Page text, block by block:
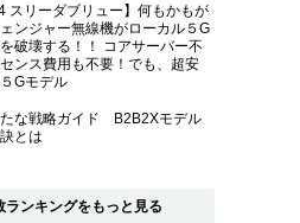
スリーダブリュー】何もかもが
ンジャー無線機がローカル５G
破壊する！！ コアサーバー不
ンス費用も不要！でも、超安
Gモデル
な戦略ガイド B2B2Xモデル
とは
ランキングをもっと見る